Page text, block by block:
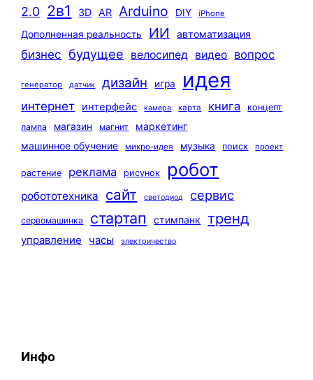
2.0 2в1 3D AR Arduino DIY iPhone
Дополненная реальность ИИ автоматизация
бизнес будущее велосипед видео вопрос
генератор датчик дизайн игра идея
интернет интерфейс камера карта книга
концепт
лампа
магазин магнит
маркетинг
машинное обучение
микро-идея музыка поиск проект
растение реклама рисунок робот
робототехника сайт светодиод сервис
сервомашинка стартап стимпанк тренд
управление часы электричество
Инфо